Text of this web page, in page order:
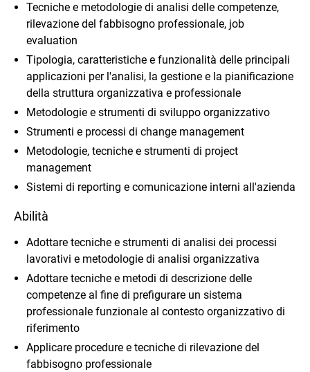
Tecniche e metodologie di analisi delle competenze,
rilevazione del fabbisogno professionale, job
evaluation
Tipologia, caratteristiche e funzionalità delle principali
applicazioni per l'analisi, la gestione e la pianificazione
della struttura organizzativa e professionale
Metodologie e strumenti di sviluppo organizzativo
Strumenti e processi di change management
Metodologie, tecniche e strumenti di project
management
Sistemi di reporting e comunicazione interni all'azienda
Abilità
Adottare tecniche e strumenti di analisi dei processi
lavorativi e metodologie di analisi organizzativa
Adottare tecniche e metodi di descrizione delle
competenze al fine di prefigurare un sistema
professionale funzionale al contesto organizzativo di
riferimento
Applicare procedure e tecniche di rilevazione del
fabbisogno professionale